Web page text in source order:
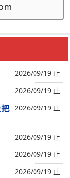
2026/09/19 止
2026/09/19 止
2026/09/19 止
2026/09/19 止
2026/09/19 止
2026/09/19 止